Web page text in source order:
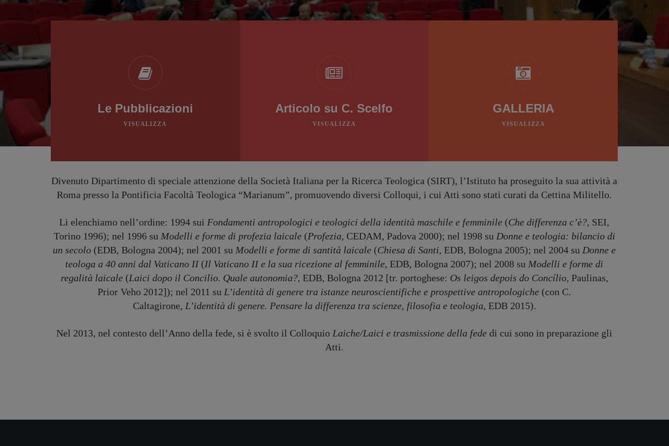
Le Pubblicazioni
VISUALIZZA
Articolo su C. Scelfo
VISUALIZZA
GALLERIA
VISUALIZZA
Divenuto Dipartimento di speciale attenzione della Società Italiana per la Ricerca Teologica (SIRT), l’Istituto ha proseguito la sua attività a
Roma presso la Pontificia Facoltà Teologica “Marianum”, promuovendo diversi Colloqui, i cui Atti sono stati curati da Cettina Militello.
Li elenchiamo nell’ordine: 1994 sui Fondamenti antropologici e teologici della identità maschile e femminile (Che differenza c’è?, SEI,
Torino 1996); nel 1996 su Modelli e forme di profezia laicale(Profezia, CEDAM, Padova 2000); nel 1998 su Donne e teologia: bilancio di
un secolo (EDB, Bologna 2004); nel 2001 su Modelli e forme di santità laicale (Chiesa di Santi, EDB, Bologna 2005); nel 2004 su Donne e
teologa a 40 anni dal Vaticano II (Il Vaticano II e la sua ricezione al femminile, EDB, Bologna 2007); nel 2008 su Modelli e forme di
regalità laicale(Laici dopo il Concilio. Quale autonomia?, EDB, Bologna 2012 [tr. portoghese: Os leigos depois do Concílio, Paulinas,
Prior Veho 2012]); nel 2011 su L’identità di genere tra istanze neuroscientifiche e prospettive antropologiche (con C.
Caltagirone, L’identità di genere. Pensare la differenza tra scienze, filosofia e teologia, EDB 2015).
Nel 2013, nel contesto dell’Anno della fede, si è svolto il Colloquio Laiche/Laici e trasmissione della fede di cui sono in preparazione gli
Atti.